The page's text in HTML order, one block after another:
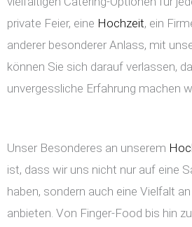
private Feier, eine Hochzeit, ein
anderer besonderer Anlass, mit
können Sie sich darauf verlassen,
unvergessliche Erfahrung machen
Unser Besonderes an unserem
ist, dass wir uns nicht nur auf eine
haben, sondern auch eine Vielfalt
anbieten. Von Finger-Food bis hin